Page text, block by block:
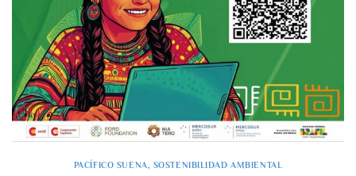
PACÍFICO SUENA, SOSTENIBILIDAD AMBIENTAL